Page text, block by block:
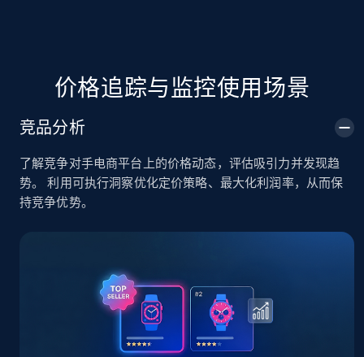
URL, Title, Available, Description, Currency, Initial
price, Final price, Discount percent, and more.
URL, Title, Available, Description, Currency, Initial
price, Final price, Discount percent, and more.
667+ 立即开始
价格追踪与监控使用场景
竞品分析
了解竞争对手电商平台上的价格动态，评估吸引力并发现趋
势。 利用可执行洞察优化定价策略、最大化利润率，从而保
持竞争优势。